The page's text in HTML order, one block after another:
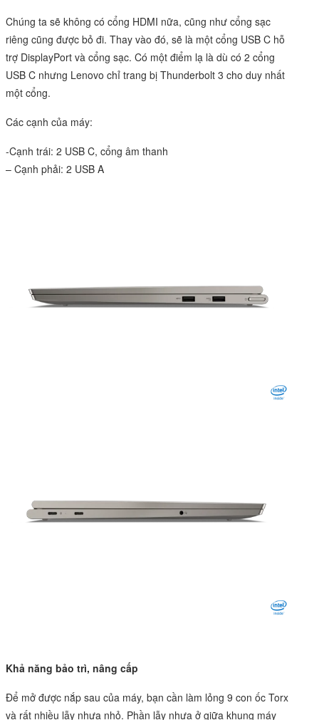
Chúng ta sẽ không có cổng HDMI nữa, cũng như cổng sạc
riêng cũng được bỏ đi. Thay vào đó, sẽ là một cổng USB C hỗ
trợ DisplayPort và cổng sạc. Có một điểm lạ là dù có 2 cổng
USB C nhưng Lenovo chỉ trang bị Thunderbolt 3 cho duy nhất
một cổng.
Các cạnh của máy:
-Cạnh trái: 2 USB C, cổng âm thanh
– Cạnh phải: 2 USB A
Khả năng bảo trì, nâng cấp
Để mở được nắp sau của máy, bạn cần làm lỏng 9 con ốc Torx
và rất nhiều lẫy nhựa nhỏ. Phần lẫy nhựa ở giữa khung máy